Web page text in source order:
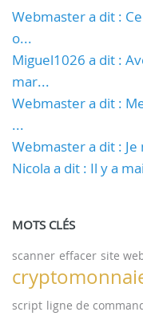
Webmaster a dit :
o...
Miguel1026 a dit :
mar...
Webmaster a dit :
...
Webmaster a dit :
Nicola a dit : Il y a
MOTS CLÉS
scanner effacer site
script ligne de